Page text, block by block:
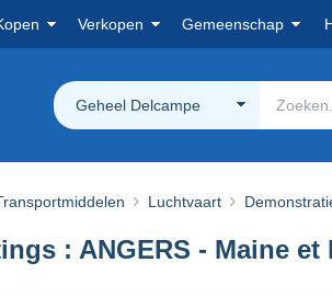
Verkopen Gemeenschap
Geheel Delcampe
Luchtvaart
: ANGERS - Maine